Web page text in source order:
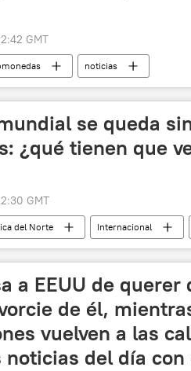
GMT
noticias
se queda
¿qué tienen que
GMT
del Norte Internacional
noticias
a EEUU de querer
de él,
vuelven a las
noticias del día